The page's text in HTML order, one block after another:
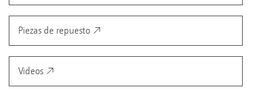
Piezas de repuesto
Videos